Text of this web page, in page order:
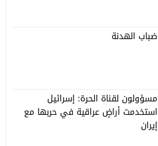
ضباب الهدنة
مسؤولون لقناة الحرة: إسرائيل
استخدمت أراضٍ عراقية في حربها مع
إيران